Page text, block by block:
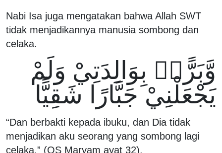
Nabi Isa juga mengatakan bahwa Allah SWT
tidak menjadikannya manusia sombong dan
celaka.
وَّبَرًّاۢ بِوَالِدَتِيْ وَلَمْ
يَجْعَلْنِيْ جَبَّارًا شَقِيًّا
“Dan berbakti kepada ibuku, dan Dia tidak
menjadikan aku seorang yang sombong lagi
celaka.” (QS Maryam ayat 32).